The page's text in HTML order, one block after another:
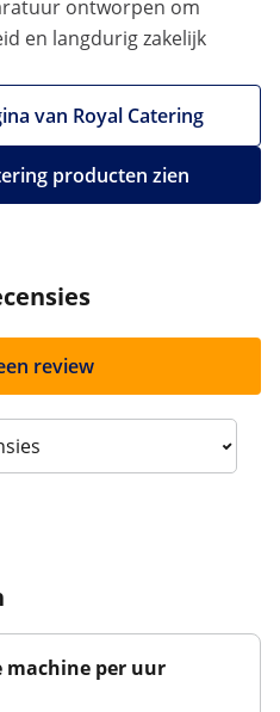
ontworpen om
en langdurig zakelijk
van Royal Catering
producten zien
review
machine per uur